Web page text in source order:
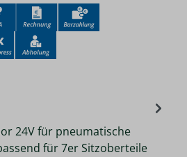
24V für pneumatische
für 7er Sitzoberteile